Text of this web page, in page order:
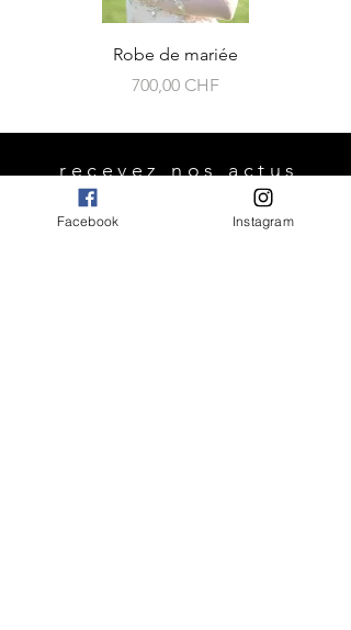
Robe de mariée
Prix
700,00 CHF
recevez nos actus
Facebook Instagram